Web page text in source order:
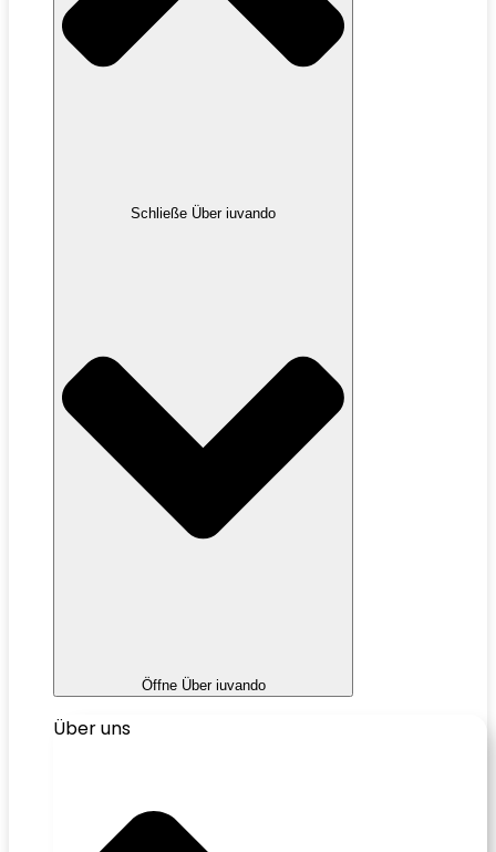
Schließe Über iuvando
Öffne Über iuvando
Über uns